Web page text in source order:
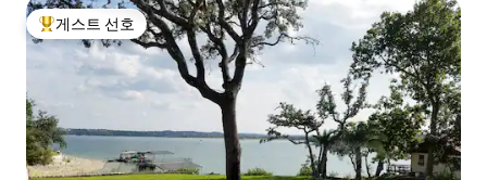
상위 게스트 선호
게스트 선호